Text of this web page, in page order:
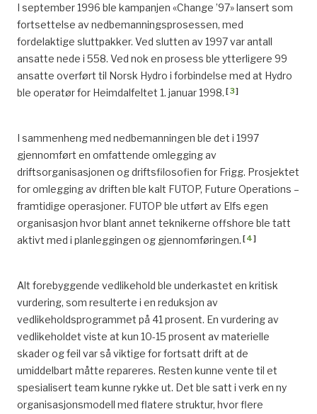
I september 1996 ble kampanjen «Change ’97» lansert som
fortsettelse av nedbemanningsprosessen, med
fordelaktige sluttpakker. Ved slutten av 1997 var antall
ansatte nede i 558. Ved nok en prosess ble ytterligere 99
ansatte overført til Norsk Hydro i forbindelse med at Hydro
ble operatør for Heimdalfeltet 1. januar 1998. [3]
I sammenheng med nedbemanningen ble det i 1997
gjennomført en omfattende omlegging av
driftsorganisasjonen og driftsfilosofien for Frigg. Prosjektet
for omlegging av driften ble kalt FUTOP, Future Operations –
framtidige operasjoner. FUTOP ble utført av Elfs egen
organisasjon hvor blant annet teknikerne offshore ble tatt
aktivt med i planleggingen og gjennomføringen. [4]
Alt forebyggende vedlikehold ble underkastet en kritisk
vurdering, som resulterte i en reduksjon av
vedlikeholdsprogrammet på 41 prosent. En vurdering av
vedlikeholdet viste at kun 10-15 prosent av materielle
skader og feil var så viktige for fortsatt drift at de
umiddelbart måtte repareres. Resten kunne vente til et
spesialisert team kunne rykke ut. Det ble satt i verk en ny
organisasjonsmodell med flatere struktur, hvor flere